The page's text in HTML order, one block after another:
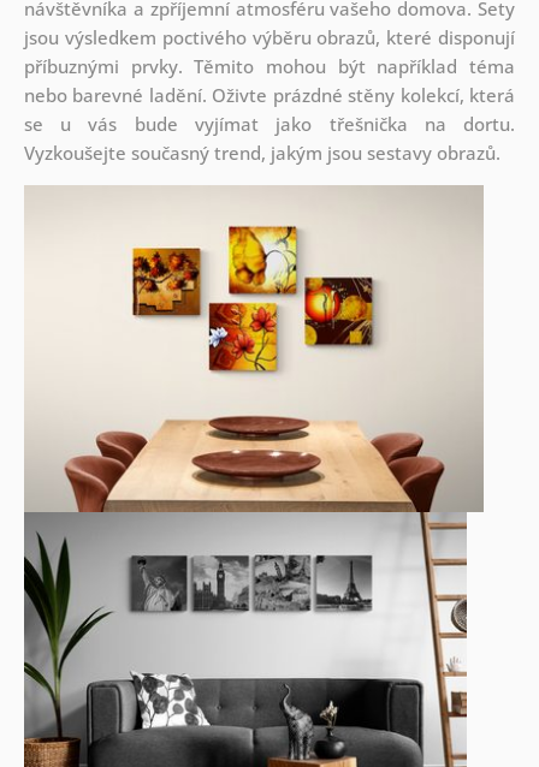
návštěvníka a zpříjemní atmosféru vašeho domova. Sety
jsou výsledkem poctivého výběru obrazů, které disponují
příbuznými prvky. Těmito mohou být například téma
nebo barevné ladění. Oživte prázdné stěny kolekcí, která
se u vás bude vyjímat jako třešnička na dortu.
Vyzkoušejte současný trend, jakým jsou sestavy obrazů.